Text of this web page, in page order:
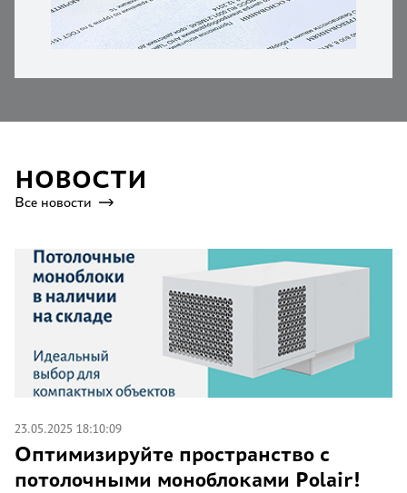
НОВОСТИ
Все новости
23.05.2025 18:10:09
Оптимизируйте пространство с
потолочными моноблоками Polair!